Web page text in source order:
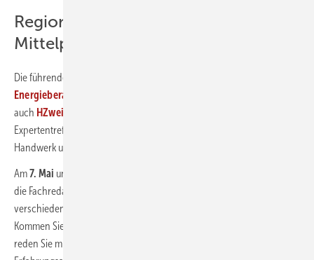
Regionales Handwerk steht im
Mittelpunkt der Expertentreffs
Die führenden Fachmedien
Energieberater
auch HZwei
Expertentreff an. Er rückt die Chancen für das installierende
Handwerk und die Praktiker der Energiewende in den Mittelpunkt.
Am7. Mai und am
die Fachredakteure mit ausgewiesenen Experten, um die
verschiedenen Facetten des Branchenwachstums auszuloten.
Kommen Sie zum Messestand
reden Sie mit! Die Teilnahme ist kostenfrei. Nach dem